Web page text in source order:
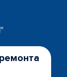
ремонта